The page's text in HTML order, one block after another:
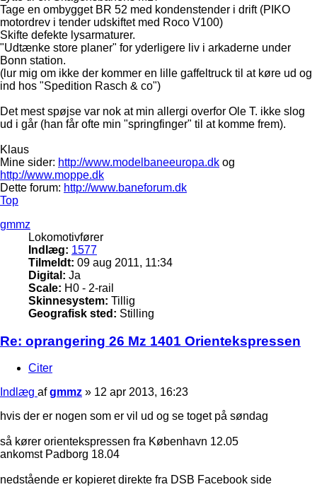
Tage en ombygget BR 52 med kondenstender i drift (PIKO
motordrev i tender udskiftet med Roco V100)
Skifte defekte lysarmaturer.
"Udtænke store planer" for yderligere liv i arkaderne under
Bonn station.
(lur mig om ikke der kommer en lille gaffeltruck til at køre ud og
ind hos "Spedition Rasch & co")
Det mest spøjse var nok at min allergi overfor Ole T. ikke slog
ud i går (han får ofte min "springfinger" til at komme frem).
Klaus
Mine sider: http://www.modelbaneeuropa.dk og
http://www.moppe.dk
Dette forum: http://www.baneforum.dk
Top
gmmz
Lokomotivfører
Indlæg: 1577
Tilmeldt: 09 aug 2011, 11:34
Digital: Ja
Scale: H0 - 2-rail
Skinnesystem: Tillig
Geografisk sted: Stilling
Re: oprangering 26 Mz 1401 Orientekspressen
Citer
Indlæg afgmmz » 12 apr 2013, 16:23
hvis der er nogen som er vil ud og se toget på søndag
så kører orientekspressen fra København 12.05
ankomst Padborg 18.04
nedstående er kopieret direkte fra DSB Facebook side